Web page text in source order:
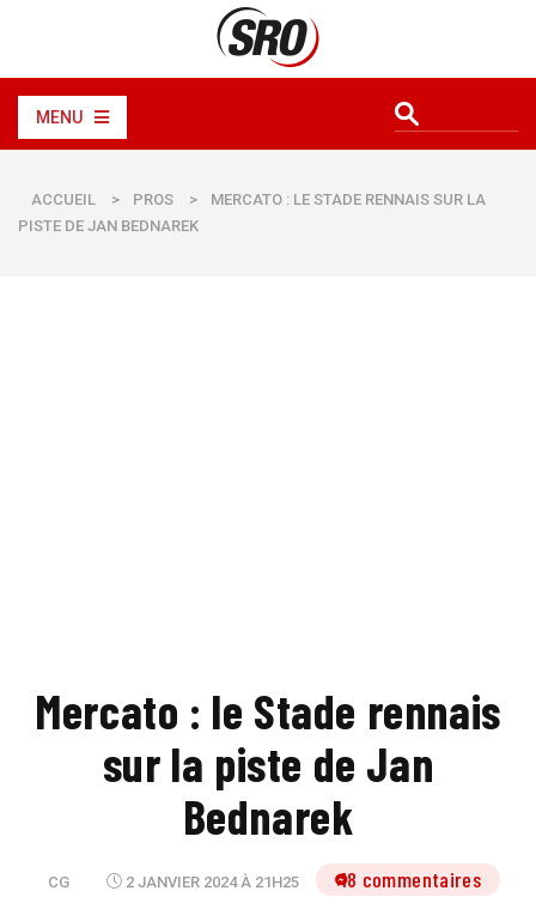
MENU
ACCUEIL > PROS >
MERCATO : LE STADE RENNAIS SUR LA
PISTE DE JAN BEDNAREK
Mercato : le Stade rennais
sur la piste de Jan
Bednarek
CG 2 JANVIER 2024 À 21H25 18 commentaires